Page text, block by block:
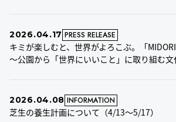
2026.04.17 PRESS RELEASE
キミが楽しむと、世界がよろこぶ。​「
～公園から「世界にいいこと」に取り組む
2026.04.08 INFORMATION
芝生の養生計画について（4/13～5/17）